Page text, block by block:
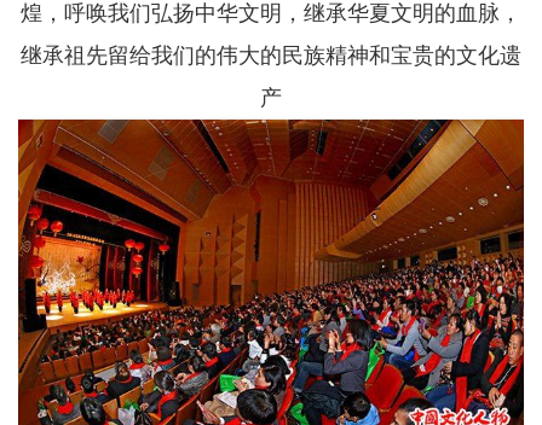
煌，呼唤我们弘扬中华文明，继承华夏文明的血脉，
继承祖先留给我们的伟大的民族精神和宝贵的文化遗
产